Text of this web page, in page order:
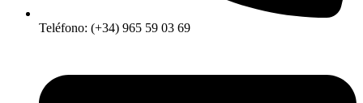
Teléfono: (+34) 965 59 03 69